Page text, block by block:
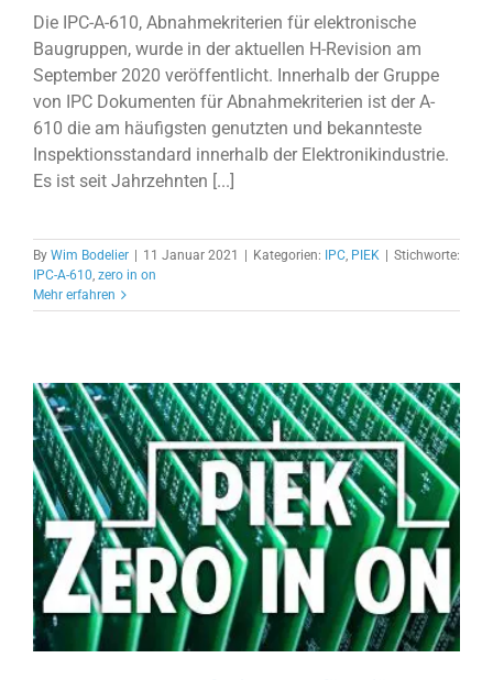
Die IPC-A-610, Abnahmekriterien für elektronische
Baugruppen, wurde in der aktuellen H-Revision am
September 2020 veröffentlicht. Innerhalb der Gruppe
von IPC Dokumenten für Abnahmekriterien ist der A-
610 die am häufigsten genutzten und bekannteste
Inspektionsstandard innerhalb der Elektronikindustrie.
Es ist seit Jahrzehnten [...]
By Wim Bodelier | 11 Januar 2021 | Kategorien: IPC PIEK | Stichworte:
IPC-A-610 zero in on
Mehr erfahren